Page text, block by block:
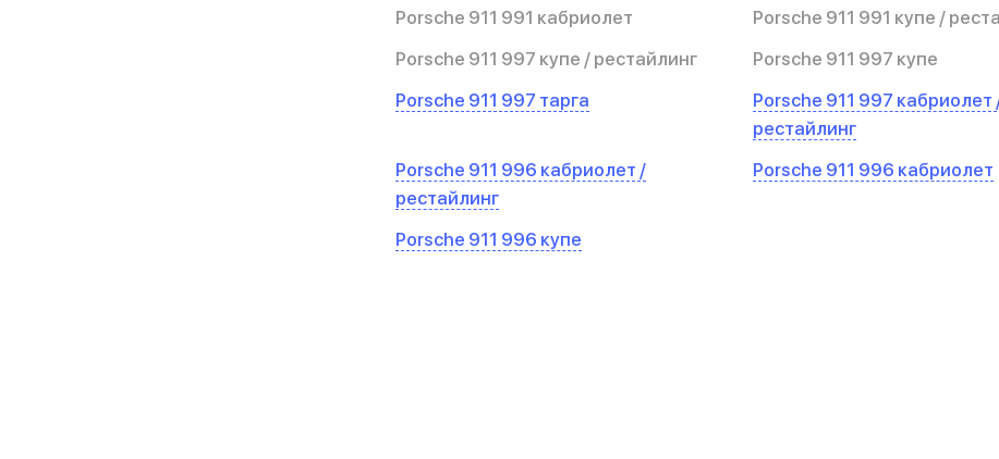
Porsche 911 991 кабриолет
Porsche 911 991 купе /
Porsche 911 997 купе / рестайлинг
Porsche 911 997 купе
Porsche 911 997 тарга
Porsche 911 997 кабриолет
рестайлинг
Porsche 911 996 кабриолет /
рестайлинг
Porsche 911 996 кабриолет
Porsche 911 996 купе